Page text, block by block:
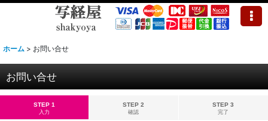
ホーム > お問い合せ
お問い合せ
STEP 1
入力
STEP 2
確認
STEP 3
完了